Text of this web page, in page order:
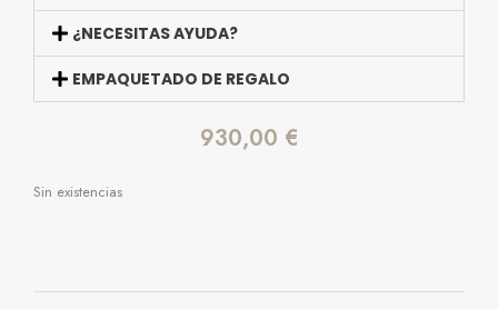
¿NECESITAS AYUDA?
EMPAQUETADO DE REGALO
930,00 €
Sin existencias